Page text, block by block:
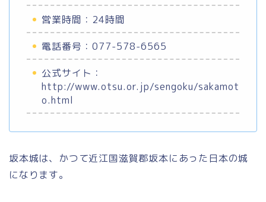
営業時間：24時間
電話番号：077-578-6565
公式サイト：
http://www.otsu.or.jp/sengoku/sakamot
o.html
坂本城は、かつて近江国滋賀郡坂本にあった日本の城
になります。